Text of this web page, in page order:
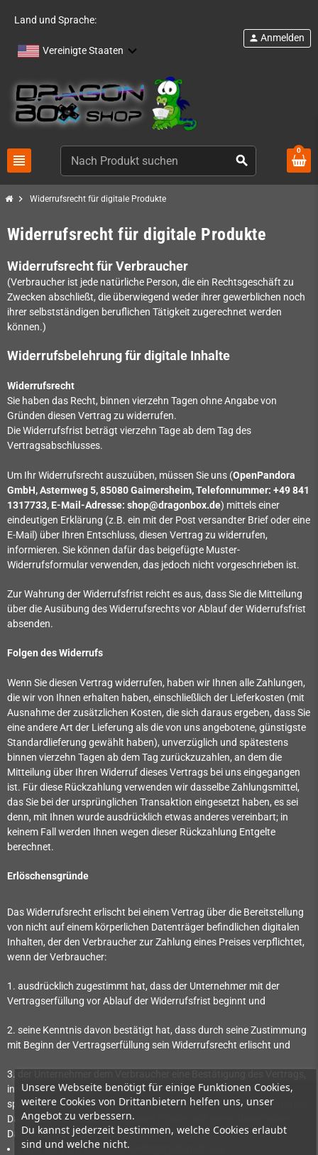
Land und Sprache:
Vereinigte Staaten
view_headline search
person Anmelden
Unsere Webseite benötigt für einige Funktionen Cookies,
weitere Cookies von Drittanbietern helfen uns, unser
Angebot zu verbessern.
Du kannst jederzeit bestimmen, welche Cookies erlaubt
sind und welche nicht.
0
chevron_right Widerrufsrecht für digitale Produkte
Widerrufsrecht für digitale Produkte
Widerrufsrecht für Verbraucher
(Verbraucher ist jede natürliche Person, die ein Rechtsgeschäft zu
Zwecken abschließt, die überwiegend weder ihrer gewerblichen noch
ihrer selbstständigen beruflichen Tätigkeit zugerechnet werden
können.)
Widerrufsbelehrung für digitale Inhalte
Widerrufsrecht
Sie haben das Recht, binnen vierzehn Tagen ohne Angabe von
Gründen diesen Vertrag zu widerrufen.
Die Widerrufsfrist beträgt vierzehn Tage ab dem Tag des
Vertragsabschlusses.
Um Ihr Widerrufsrecht auszuüben, müssen Sie uns (OpenPandora
GmbH, Asternweg 5, 85080 Gaimersheim, Telefonnummer: +49 841
1317733, E-Mail-Adresse: shop@dragonbox.de) mittels einer
eindeutigen Erklärung (z.B. ein mit der Post versandter Brief oder eine
E-Mail) über Ihren Entschluss, diesen Vertrag zu widerrufen,
informieren. Sie können dafür das beigefügte Muster-
Widerrufsformular verwenden, das jedoch nicht vorgeschrieben ist.
Zur Wahrung der Widerrufsfrist reicht es aus, dass Sie die Mitteilung
über die Ausübung des Widerrufsrechts vor Ablauf der Widerrufsfrist
absenden.
Folgen des Widerrufs
Wenn Sie diesen Vertrag widerrufen, haben wir Ihnen alle Zahlungen,
die wir von Ihnen erhalten haben, einschließlich der Lieferkosten (mit
Ausnahme der zusätzlichen Kosten, die sich daraus ergeben, dass Sie
eine andere Art der Lieferung als die von uns angebotene, günstigste
Standardlieferung gewählt haben), unverzüglich und spätestens
binnen vierzehn Tagen ab dem Tag zurückzuzahlen, an dem die
Mitteilung über Ihren Widerruf dieses Vertrags bei uns eingegangen
ist. Für diese Rückzahlung verwenden wir dasselbe Zahlungsmittel,
das Sie bei der ursprünglichen Transaktion eingesetzt haben, es sei
denn, mit Ihnen wurde ausdrücklich etwas anderes vereinbart; in
keinem Fall werden Ihnen wegen dieser Rückzahlung Entgelte
berechnet.
Erlöschensgründe
Das Widerrufsrecht erlischt bei einem Vertrag über die Bereitstellung
von nicht auf einem körperlichen Datenträger befindlichen digitalen
Inhalten, der den Verbraucher zur Zahlung eines Preises verpflichtet,
wenn der Verbraucher:
1. ausdrücklich zugestimmt hat, dass der Unternehmer mit der
Vertragserfüllung vor Ablauf der Widerrufsfrist beginnt und
2. seine Kenntnis davon bestätigt hat, dass durch seine Zustimmung
mit Beginn der Vertragserfüllung sein Widerrufsrecht erlischt und
3. der Unternehmer dem Verbraucher eine Bestätigung des Vertrags,
innerhalb einer angemessenen Frist nach Vertragsschluss,
spätestens jedoch bei Bereitstellung der nicht auf einem körperlichen
Datenträger befindlichen digitalen Inhalte, auf einem dauerhaften
Datenträger zur Verfügung gestellt hat:
in der der Vertragsinhalt wiedergegeben ist und